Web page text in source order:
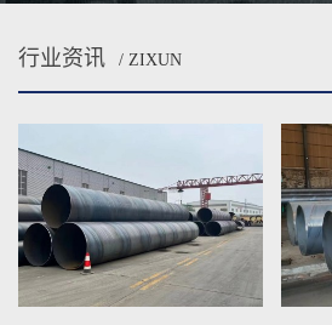
行业资讯 / ZIXUN